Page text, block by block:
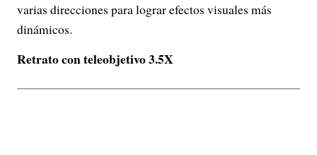
varias direcciones para lograr efectos visuales más
dinámicos.
Retrato con teleobjetivo 3.5X